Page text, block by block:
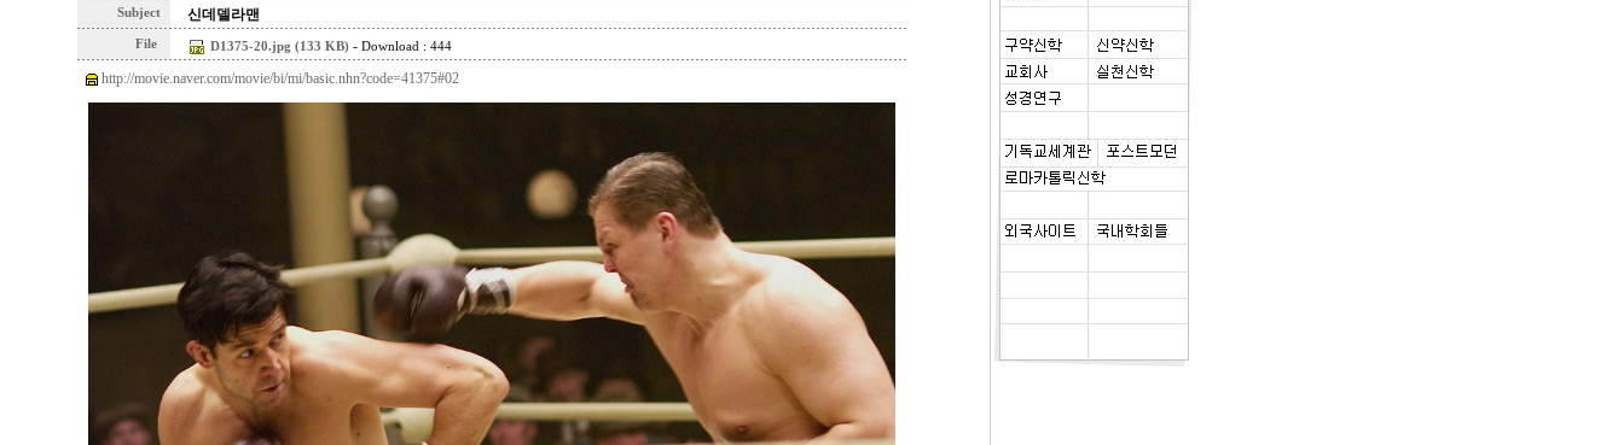
Subject 신데델라맨
File D1375-20.jpg (133 KB)- Download : 444
http://movie.naver.com/movie/bi/mi/basic.nhn?code=41375#02